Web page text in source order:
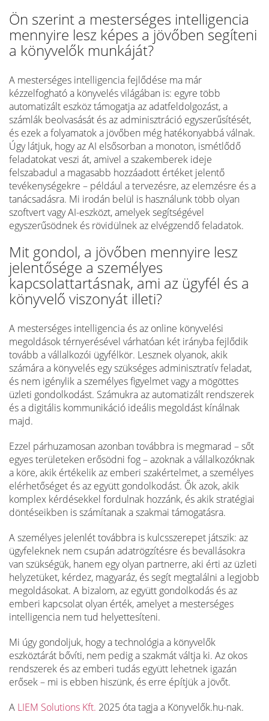
Ön szerint a mesterséges intelligencia
mennyire lesz képes a jövőben segíteni
a könyvelők munkáját?
A mesterséges intelligencia fejlődése ma már
kézzelfogható a könyvelés világában is: egyre több
automatizált eszköz támogatja az adatfeldolgozást, a
számlák beolvasását és az adminisztráció egyszerűsítését,
és ezek a folyamatok a jövőben még hatékonyabbá válnak.
Úgy látjuk, hogy az AI elsősorban a monoton, ismétlődő
feladatokat veszi át, amivel a szakemberek ideje
felszabadul a magasabb hozzáadott értéket jelentő
tevékenységekre – például a tervezésre, az elemzésre és a
tanácsadásra. Mi irodán belül is használunk több olyan
szoftvert vagy AI-eszközt, amelyek segítségével
egyszerűsödnek és rövidülnek az elvégzendő feladatok.
Mit gondol, a jövőben mennyire lesz
jelentősége a személyes
kapcsolattartásnak, ami az ügyfél és a
könyvelő viszonyát illeti?
A mesterséges intelligencia és az online könyvelési
megoldások térnyerésével várhatóan két irányba fejlődik
tovább a vállalkozói ügyfélkör. Lesznek olyanok, akik
számára a könyvelés egy szükséges adminisztratív feladat,
és nem igénylik a személyes figyelmet vagy a mögöttes
üzleti gondolkodást. Számukra az automatizált rendszerek
és a digitális kommunikáció ideális megoldást kínálnak
majd.
Ezzel párhuzamosan azonban továbbra is megmarad – sőt
egyes területeken erősödni fog – azoknak a vállalkozóknak
a köre, akik értékelik az emberi szakértelmet, a személyes
elérhetőséget és az együtt gondolkodást. Ők azok, akik
komplex kérdésekkel fordulnak hozzánk, és akik stratégiai
döntéseikben is számítanak a szakmai támogatásra.
A személyes jelenlét továbbra is kulcsszerepet játszik: az
ügyfeleknek nem csupán adatrögzítésre és bevallásokra
van szükségük, hanem egy olyan partnerre, aki érti az üzleti
helyzetüket, kérdez, magyaráz, és segít megtalálni a legjobb
megoldásokat. A bizalom, az együtt gondolkodás és az
emberi kapcsolat olyan érték, amelyet a mesterséges
intelligencia nem tud helyettesíteni.
Mi úgy gondoljuk, hogy a technológia a könyvelők
eszköztárát bővíti, nem pedig a szakmát váltja ki. Az okos
rendszerek és az emberi tudás együtt lehetnek igazán
erősek – mi is ebben hiszünk, és erre építjük a jövőt.
A LIEM Solutions Kft. 2025 óta tagja a Könyvelők.hu-nak.